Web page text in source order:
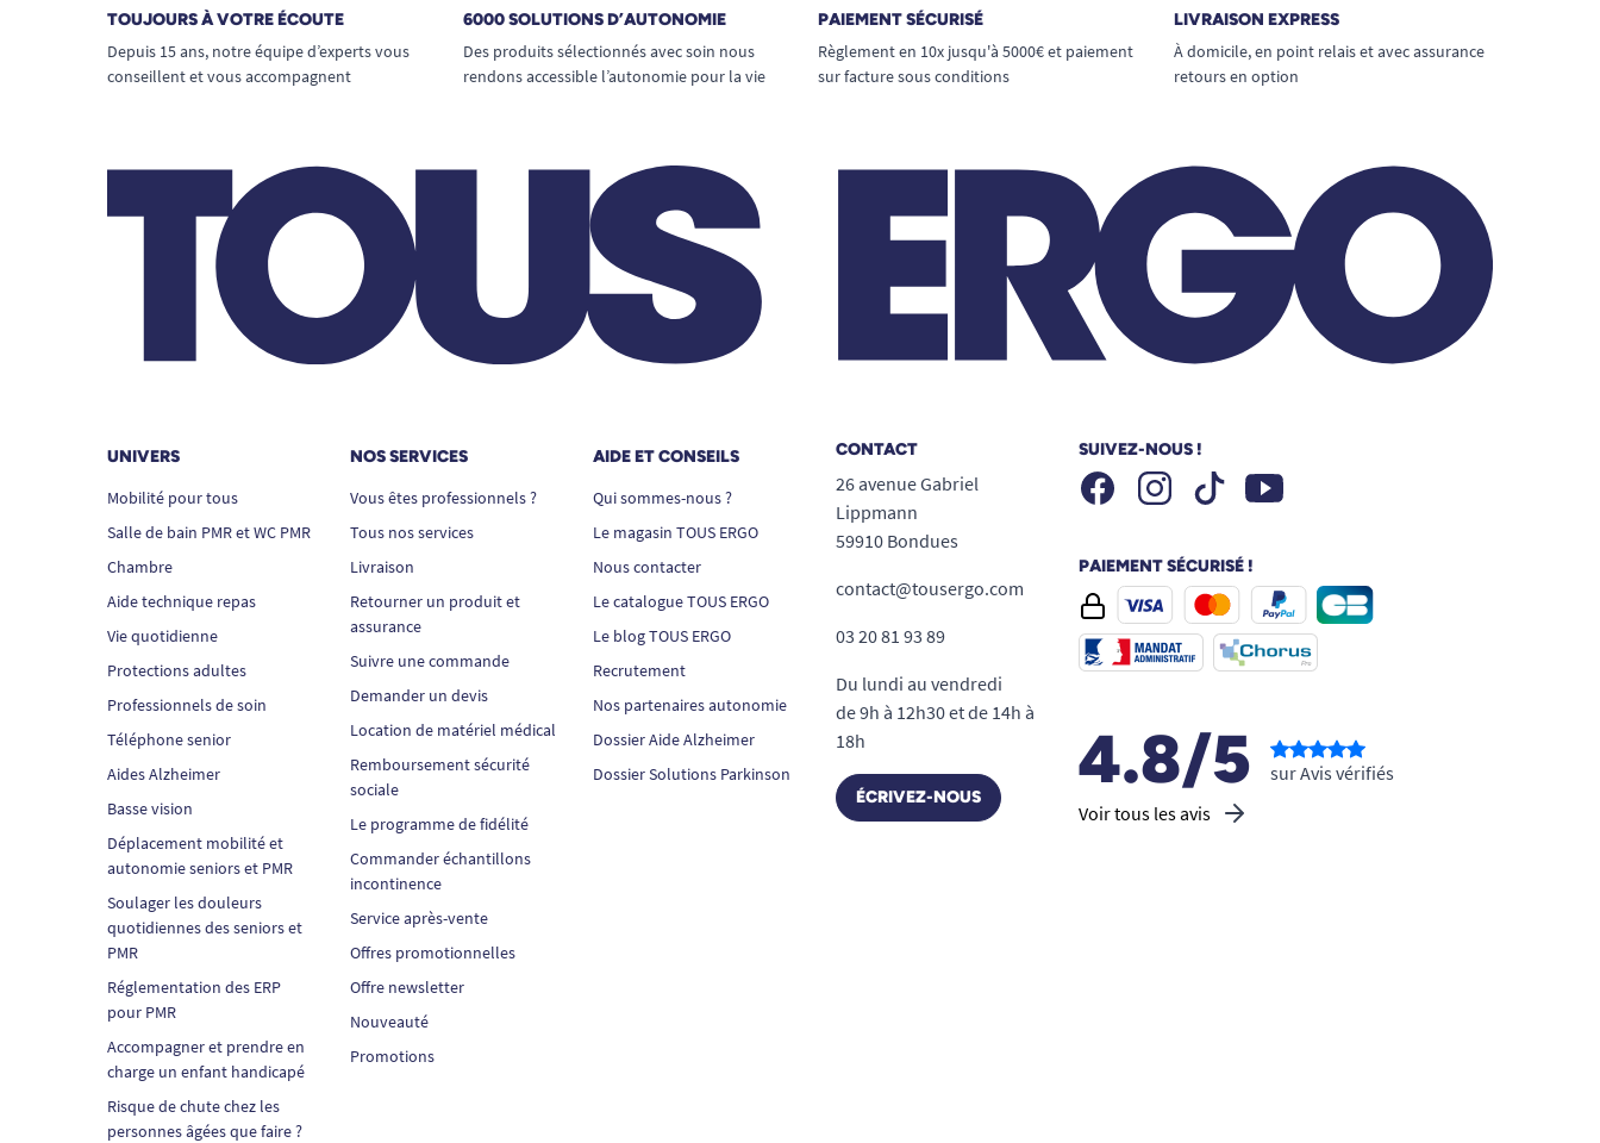
TOUJOURS À VOTRE ÉCOUTE
Depuis 15 ans, notre équipe d’experts vous
conseillent et vous accompagnent
6000 SOLUTIONS D’AUTONOMIE
Des produits sélectionnés avec soin nous
rendons accessible l’autonomie pour la vie
PAIEMENT SÉCURISÉ
Règlement en 10x jusqu'à 5000€ et paiement
sur facture sous conditions
LIVRAISON EXPRESS
À domicile, en point relais et avec assurance
retours en option
UNIVERS
Mobilité pour tous
Salle de bain PMR et WC PMR
Chambre
Aide technique repas
Vie quotidienne
Protections adultes
Professionnels de soin
Téléphone senior
Aides Alzheimer
Basse vision
Déplacement mobilité et
autonomie seniors et PMR
Soulager les douleurs
quotidiennes des seniors et
PMR
Réglementation des ERP
pour PMR
Accompagner et prendre en
charge un enfant handicapé
Risque de chute chez les
personnes âgées que faire ?
NOS SERVICES
Vous êtes professionnels ?
Tous nos services
Livraison
Retourner un produit et
assurance
Suivre une commande
Demander un devis
Location de matériel médical
Remboursement sécurité
sociale
Le programme de fidélité
Commander échantillons
incontinence
Service après-vente
Offres promotionnelles
Offre newsletter
Nouveauté
Promotions
AIDE ET CONSEILS
Qui sommes-nous ?
Le magasin TOUS ERGO
Nous contacter
Le catalogue TOUS ERGO
Le blog TOUS ERGO
Recrutement
Nos partenaires autonomie
Dossier Aide Alzheimer
Dossier Solutions Parkinson
CONTACT
26 avenue Gabriel
Lippmann
59910 Bondues
contact@tousergo.com
03 20 81 93 89
Du lundi au vendredi
de 9h à 12h30 et de 14h à
18h
ÉCRIVEZ-NOUS
SUIVEZ-NOUS !
FacebookInstagramTiktok Youtube
PAIEMENT SÉCURISÉ !
4.8/5
Voir tous les avis
sur Avis vérifiés